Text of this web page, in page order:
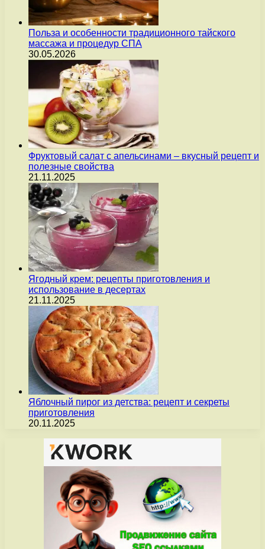
Польза и особенности традиционного тайского
массажа и процедур СПА
30.05.2026
Фруктовый салат с апельсинами – вкусный рецепт и
полезные свойства
21.11.2025
Ягодный крем: рецепты приготовления и
использование в десертах
21.11.2025
Яблочный пирог из детства: рецепт и секреты
приготовления
20.11.2025